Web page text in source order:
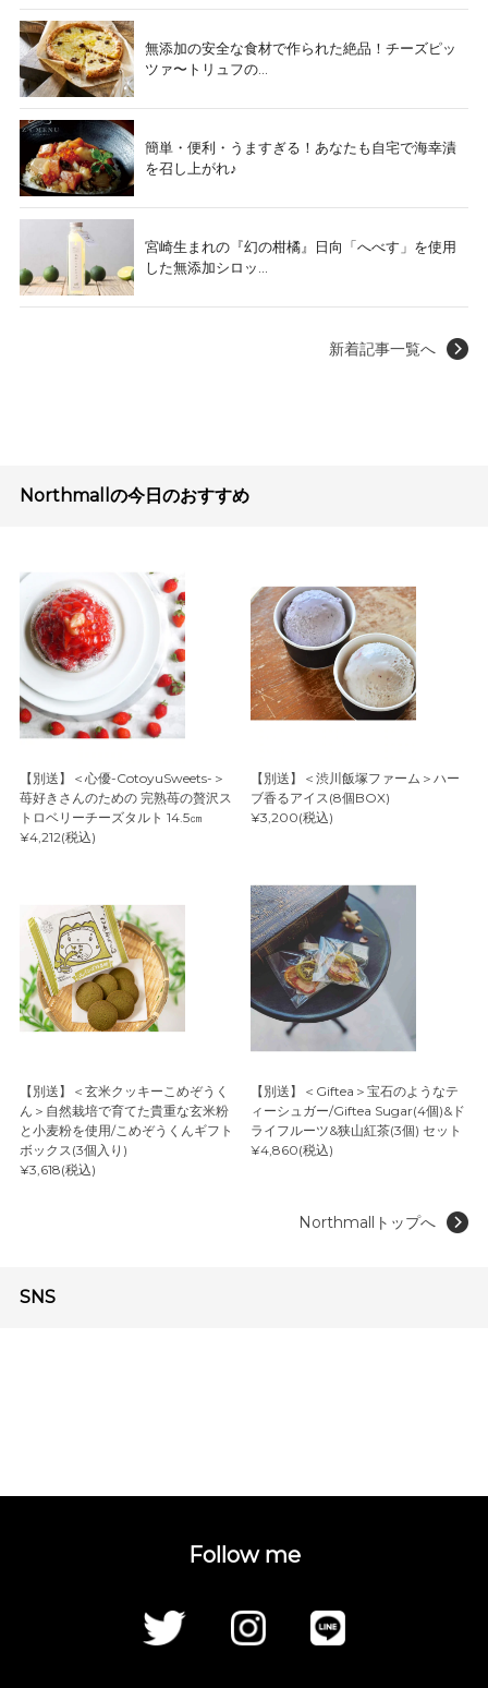
無添加の安全な食材で作られた絶品！チーズピッ
ツァ〜トリュフの...
簡単・便利・うますぎる！あなたも自宅で海幸漬
を召し上がれ♪
宮崎生まれの『幻の柑橘』日向「へべす」を使用
した無添加シロッ...
新着記事一覧へ
Northmallの今日のおすすめ
【別送】＜心優-CotoyuSweets-＞
苺好きさんのための 完熟苺の贅沢ス
トロベリーチーズタルト 14.5㎝
¥4,212(税込)
【別送】＜渋川飯塚ファーム＞ハー
ブ香るアイス(8個BOX)
¥3,200(税込)
【別送】＜玄米クッキーこめぞうく
ん＞自然栽培で育てた貴重な玄米粉
と小麦粉を使用/こめぞうくんギフト
ボックス(3個入り)
¥3,618(税込)
【別送】＜Giftea＞宝石のようなテ
ィーシュガー/Giftea Sugar(4個)&ド
ライフルーツ&狭山紅茶(3個) セット
¥4,860(税込)
Northmallトップへ
SNS
Follow me